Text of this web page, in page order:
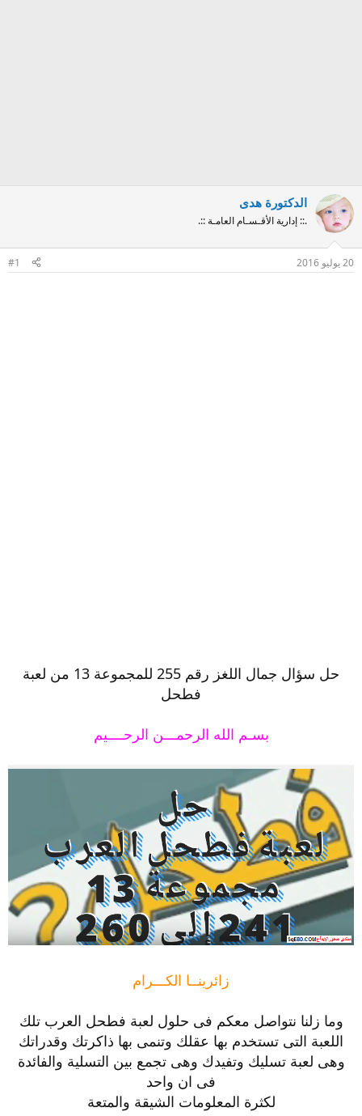
الدكتورة هدى
.:: إدارية الأقـسـام العامـة ::.
20 يوليو 2016 #1
حل سؤال جمال اللغز رقم 255 للمجموعة 13 من لعبة
فطحل
بسـم الله الرحمـــن الرحــــيم
زائرينــا الكـــرام
وما زلنا نتواصل معكم فى حلول لعبة فطحل العرب تلك
اللعبة التى تستخدم بها عقلك وتنمى بها ذاكرتك وقدراتك
وهى لعبة تسليك وتفيدك وهى تجمع بين التسلية والفائدة
فى ان واحد
لكثرة المعلومات الشيقة والمتعة